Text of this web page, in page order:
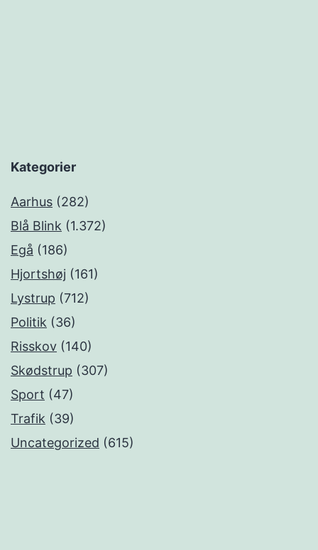
Kategorier
Aarhus (282)
Blå Blink (1.372)
Egå (186)
Hjortshøj (161)
Lystrup (712)
Politik (36)
Risskov (140)
Skødstrup (307)
Sport (47)
Trafik (39)
Uncategorized (615)